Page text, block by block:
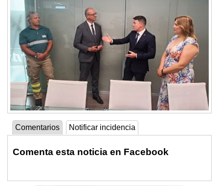
Comentarios Notificar incidencia
Comenta esta noticia en Facebook